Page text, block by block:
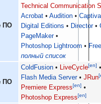
ПО
Technical Communication
Acrobat
Audition
Digital Editions
Director
PageMaker
Photoshop Lightroom
полный список
ПО
ColdFusion LiveCycle[en]
Flash Media Server JRun
Premiere Express[en]
Photoshop Express[en]